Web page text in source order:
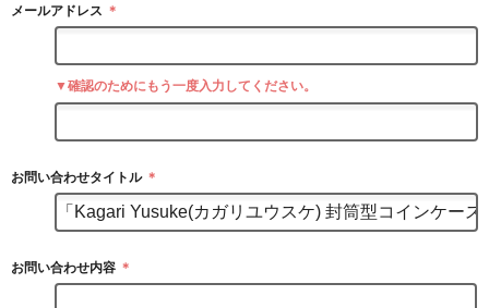
メールアドレス ＊
▼確認のためにもう一度入力してください。
お問い合わせタイトル ＊
お問い合わせ内容 ＊